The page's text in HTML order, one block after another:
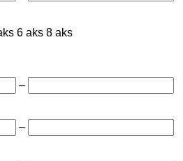
6 aks 8 aks
–
–